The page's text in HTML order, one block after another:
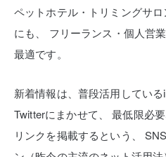
ペットホテル・トリミングサ
にも、
フリーランス・個人営
最適です。
新着情報は、普段活用している
Twitterにまかせて、
最低限必
リンクを掲載するという、